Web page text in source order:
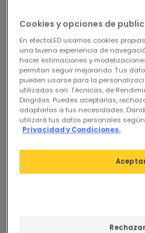
(1)
Base Múltiple 8 Enchufes
Tipo F Schuko + Protección
Sobretensiones 3m
En Stock, entrega en
24/48h
Cookies y opciones de
En efectoLED usamos cookies
una buena experiencia de
hacer estimaciones y
permitan seguir mejorando. Tus
pueden usarse para la
utilizadas son: Técnicas, de
Dirigidas. Puedes aceptarlas,
adaptarlas a tus necesidades.
utilizará tus datos personales
Privacidad y Condiciones.
Rechazar